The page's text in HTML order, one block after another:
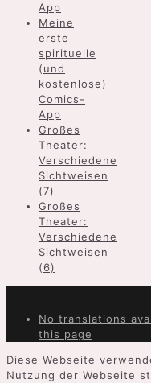
App
Meine
erste
spirituelle
(und
kostenlose)
Comics-
App
Großes
Theater:
Verschiedene
Sichtweisen
(7)
Großes
Theater:
Verschiedene
Sichtweisen
(6)
No translations
this page
Diese Webseite
Nutzung der Webseite